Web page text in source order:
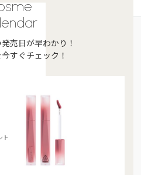
売日が早わかり！
すぐチェック！
ト